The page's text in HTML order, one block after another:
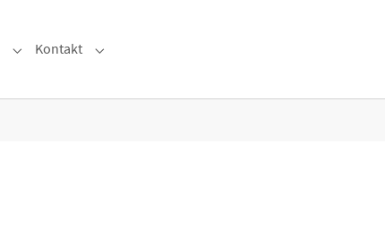
Submenu for "Der Verein"
Kontakt Submenu for "Kontakt"